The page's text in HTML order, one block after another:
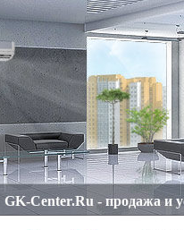
GK-Center.Ru - продажа и